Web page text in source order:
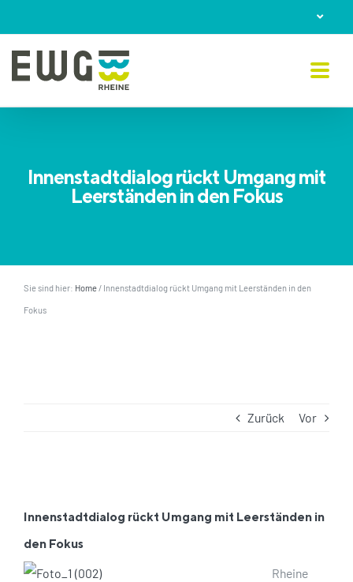
to
content
Innenstadtdialog rückt Umgang mit
Leerständen in den Fokus
Sie sind hier: Home/ Innenstadtdialog rückt Umgang mit Leerständen in den
Fokus
Zurück Vor
grösseres
Bild
Innenstadtdialog rückt Umgang mit Leerständen in
den Fokus
Rheine